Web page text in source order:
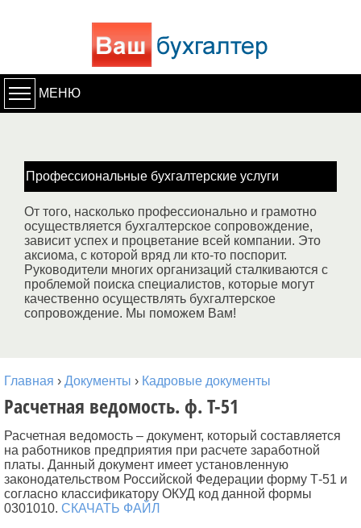
МЕНЮ
Профессиональные бухгалтерские услуги
От того, насколько профессионально и грамотно
осуществляется бухгалтерское сопровождение,
зависит успех и процветание всей компании. Это
аксиома, с которой вряд ли кто-то поспорит.
Руководители многих организаций сталкиваются с
проблемой поиска специалистов, которые могут
качественно осуществлять бухгалтерское
сопровождение. Мы поможем Вам!
Главная › Документы › Кадровые документы
Расчетная ведомость. ф. Т-51
Расчетная ведомость – документ, который составляется
на работников предприятия при расчете заработной
платы. Данный документ имеет установленную
законодательством Российской Федерации форму Т-51 и
согласно классификатору ОКУД код данной формы
0301010. СКАЧАТЬ ФАЙЛ